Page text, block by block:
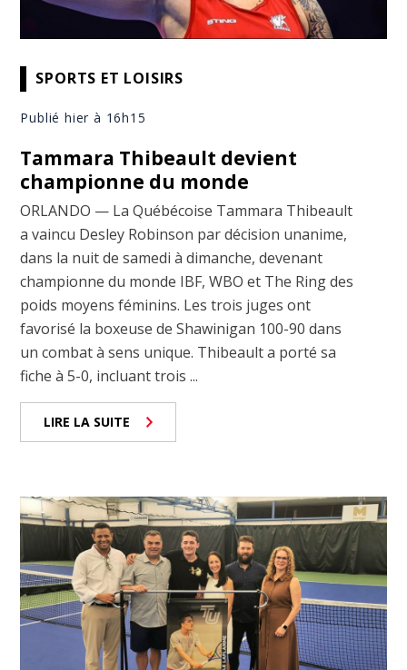
SPORTS ET LOISIRS
Publié hier à 16h15
Tammara Thibeault devient
championne du monde
ORLANDO — La Québécoise Tammara Thibeault
a vaincu Desley Robinson par décision unanime,
dans la nuit de samedi à dimanche, devenant
championne du monde IBF, WBO et The Ring des
poids moyens féminins. Les trois juges ont
favorisé la boxeuse de Shawinigan 100-90 dans
un combat à sens unique. Thibeault a porté sa
fiche à 5-0, incluant trois ...
LIRE LA SUITE